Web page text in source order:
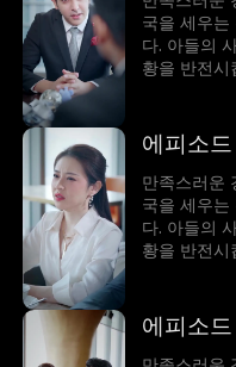
국을 세우는
다. 아들의
황을 반전시
에피소
만족스러운
국을 세우는
다. 아들의
황을 반전시
에피소